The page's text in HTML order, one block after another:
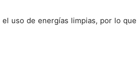
uso de energías limpias, por lo que